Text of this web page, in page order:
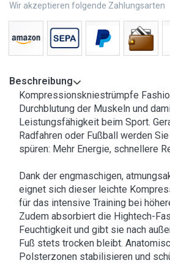
Wir akzeptieren folgende Zahlungsarten
Beschreibung
Kompressionskniestrümpfe
Durchblutung der Muskeln und
Leistungsfähigkeit beim Sport.
Radfahren oder Fußball werden
spüren: Mehr Energie, schnellere
Dank der engmaschigen,
eignet sich dieser leichte
für das intensive Training bei
Zudem absorbiert die Hightech-
Feuchtigkeit und gibt sie nach
Fuß stets trocken bleibt.
Polsterzonen stabilisieren und